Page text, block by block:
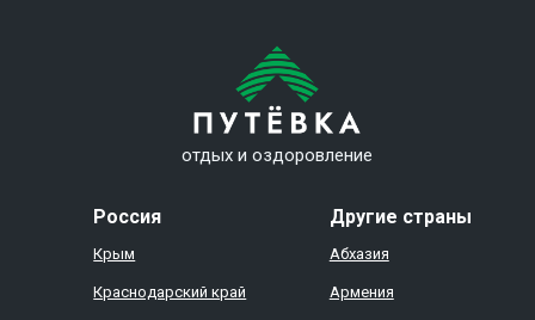
отдых и оздоровление
Россия
Крым
Краснодарский край
Другие страны
Абхазия
Армения